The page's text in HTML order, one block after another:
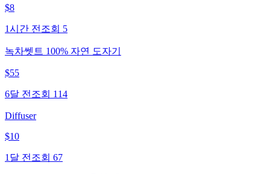
$8
1시간 전 조회 5
녹차쎗트 100% 자연 도자기
$55
6달 전 조회 114
Diffuser
$10
1달 전 조회 67